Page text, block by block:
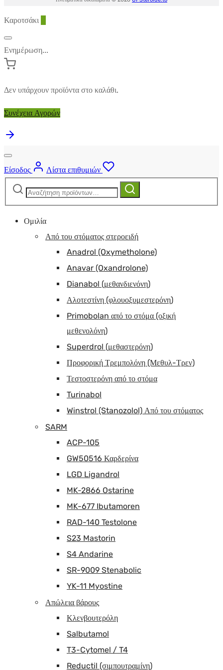
Καροτσάκι
Ενημέρωση...
Δεν υπάρχουν προϊόντα στο καλάθι.
Συνέχεια Αγορών
Είσοδος
Λίστα επιθυμιών
Αναζήτηση
Αναζήτηση
Ομιλία
Από του στόματος στεροειδή
Anadrol (Oxymetholone)
Anavar (Oxandrolone)
Dianabol (μεθανδιενόνη)
Αλοτεστίνη (φλουοξυμεστερόνη)
Primobolan από το στόμα (οξική
μεθενολόνη)
Superdrol (μεθαστερόνη)
Προφορική Τρεμπολόνη (Μεθυλ-Τρεν)
Τεστοστερόνη από το στόμα
Turinabol
Winstrol (Stanozolol) Από του στόματος
SARM
ACP-105
GW50516 Καρδερίνα
LGD Ligandrol
MK-2866 Ostarine
MK-677 Ibutamoren
RAD-140 Testolone
S23 Mastorin
S4 Andarine
SR-9009 Stenabolic
YK-11 Myostine
Απώλεια βάρους
Κλενβουτερόλη
Salbutamol
T3-Cytomel / T4
Reductil (σιμπουτραμίνη)